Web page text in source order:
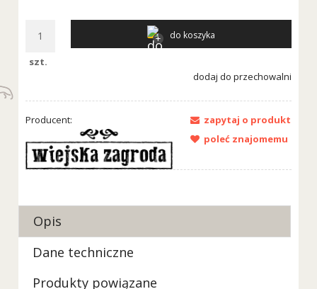
szt.
do koszyka
dodaj do przechowalni
Producent:
zapytaj o produkt
poleć znajomemu
Opis
Dane techniczne
Produkty powiązane